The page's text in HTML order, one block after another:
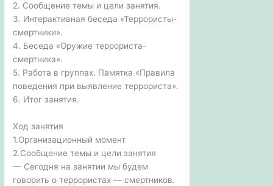
2. Сообщение темы и цели занятия.
3. Интерактивная беседа «Террористы-
смертники».
4. Беседа «Оружие террориста-
смертника».
5. Работа в группах. Памятка «Правила
поведения при выявление террориста».
6. Итог занятия.
Ход занятия
1.Организационный момент
2.Сообщение темы и цели занятия
— Сегодня на занятии мы будем
говорить о террористах — смертников.